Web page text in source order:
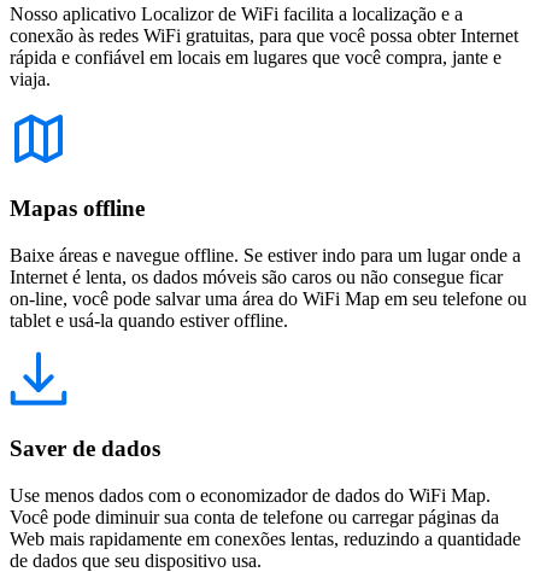
Nosso aplicativo Localizor de WiFi facilita a localização e a
conexão às redes WiFi gratuitas, para que você possa obter Internet
rápida e confiável em locais em lugares que você compra, jante e
viaja.
Mapas offline
Baixe áreas e navegue offline. Se estiver indo para um lugar onde a
Internet é lenta, os dados móveis são caros ou não consegue ficar
on-line, você pode salvar uma área do WiFi Map em seu telefone ou
tablet e usá-la quando estiver offline.
Saver de dados
Use menos dados com o economizador de dados do WiFi Map.
Você pode diminuir sua conta de telefone ou carregar páginas da
Web mais rapidamente em conexões lentas, reduzindo a quantidade
de dados que seu dispositivo usa.